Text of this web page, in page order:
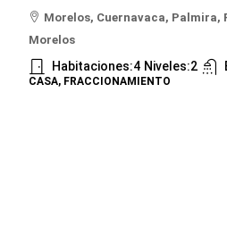
Morelos, Cuernavaca, Palmira,
Morelos
Habitaciones:4 Niveles:2
CASA, FRACCIONAMIENTO